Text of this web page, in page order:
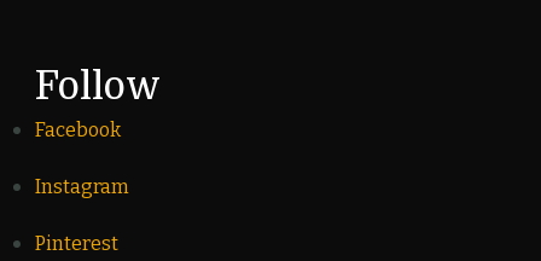
Follow
Facebook
Instagram
Pinterest